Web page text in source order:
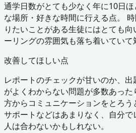
通学日数がとても少なく年に10日
な場所・好きな時間に行える点。
りたいことがある生徒にはとても
ーリングの雰囲気も落ち着いていて
改善してほしい点
レポートのチェックが甘いのか、
がよくわからない問題が多数あっ
方からコミュニケーションをとろ
サポートなどはあまりなく、自分
人は合わないかもしれない。